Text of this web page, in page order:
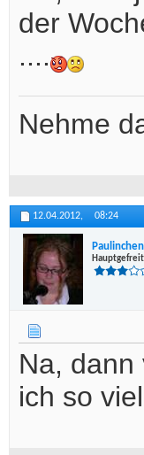
der
....
Nehme
12.04.2012, 08:24
Paulinchen
Na,
ich so